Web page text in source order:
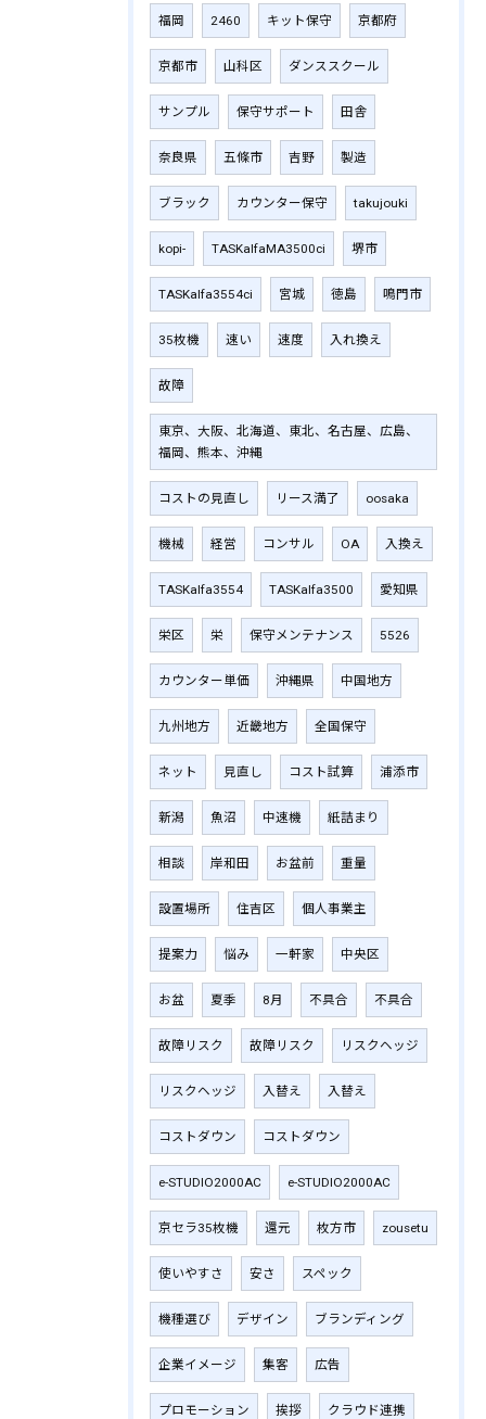
福岡 2460 キット保守 京都府
京都市 山科区 ダンススクール
サンプル 保守サポート 田舎
奈良県 五條市 吉野 製造
ブラック カウンター保守 takujouki
kopi- TASKalfaMA3500ci 堺市
TASKalfa3554ci 宮城 徳島 鳴門市
35枚機 速い 速度 入れ換え
故障
東京、大阪、北海道、東北、名古屋、広島、
福岡、熊本、沖縄
コストの見直し リース満了 oosaka
機械 経営 コンサル OA 入換え
TASKalfa3554 TASKalfa3500 愛知県
栄区 栄 保守メンテナンス 5526
カウンター単価 沖縄県 中国地方
九州地方 近畿地方 全国保守
ネット 見直し コスト試算 浦添市
新潟 魚沼 中速機 紙詰まり
相談 岸和田 お盆前 重量
設置場所 住吉区 個人事業主
提案力 悩み 一軒家 中央区
お盆 夏季 8月 不具合 不具合
故障リスク 故障リスク リスクヘッジ
リスクヘッジ 入替え 入替え
コストダウン コストダウン
e-STUDIO2000AC e-STUDIO2000AC
京セラ35枚機 還元 枚方市 zousetu
使いやすさ 安さ スペック
機種選び デザイン ブランディング
企業イメージ 集客 広告
プロモーション 挨拶 クラウド連携